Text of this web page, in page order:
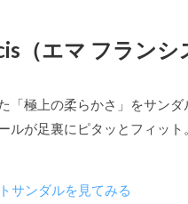
（エマ フランシ
「極上の柔らかさ」をサン
ルが足裏にピタッとフィッ
サンダルを見てみる